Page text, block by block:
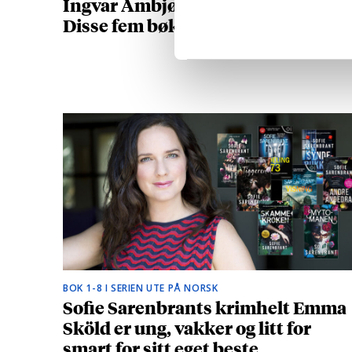
Ingvar Ambjørnsen (1956-2025):
Disse fem bøkene må du lese
BOK 1-8 I SERIEN UTE PÅ NORSK
Sofie Sarenbrants krimhelt Emma
Sköld er ung, vakker og litt for